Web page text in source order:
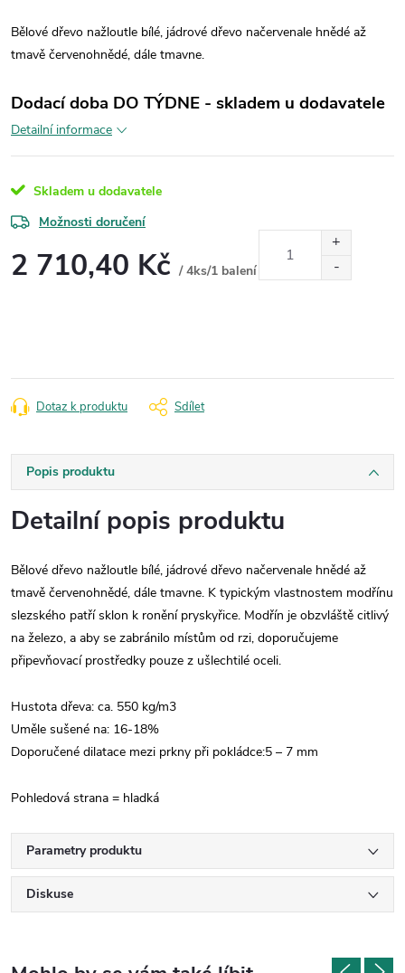
Bělové dřevo nažloutle bílé, jádrové dřevo načervenale hnědé až
tmavě červenohnědé, dále tmavne.
Dodací doba DO TÝDNE - skladem u dodavatele
Detailní informace
Skladem u dodavatele
Možnosti doručení
2 710,40 Kč / 4ks/1 balení
Dotaz k produktu Sdílet
Popis produktu
Detailní popis produktu
Bělové dřevo nažloutle bílé, jádrové dřevo načervenale hnědé až
tmavě červenohnědé, dále tmavne. K typickým vlastnostem modřínu
slezského patří sklon k ronění pryskyřice. Modřín je obzvláště citlivý
na železo, a aby se zabránilo místům od rzi, doporučujeme
připevňovací prostředky pouze z ušlechtilé oceli.
Hustota dřeva: ca. 550 kg/m3
Uměle sušené na: 16-18%
Doporučené dilatace mezi prkny při pokládce:5 – 7 mm
Pohledová strana = hladká
Parametry produktu
Diskuse